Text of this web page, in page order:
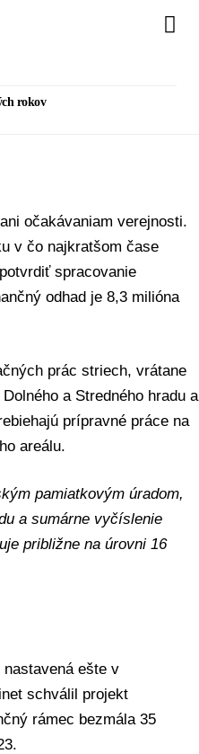
rokov
očakávaniam verejnosti.
v čo najkratšom čase
spracovanie
odhad je 8,3 milióna
prác striech, vrátane
a Stredného hradu a
prípravné práce na
areálu.
pamiatkovým úradom,
a sumárne vyčíslenie
približne na úrovni 16
nastavená ešte v
schválil projekt
rámec bezmála 35